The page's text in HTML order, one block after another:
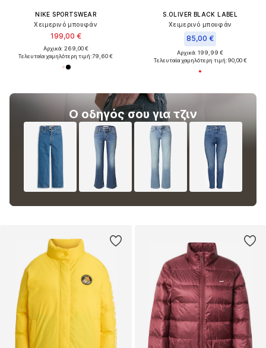
NIKE SPORTSWEAR
Χειμερινό μπουφάν
199,00 €
Αρχικά: 269,00 €
Τελευταία χαμηλότερη τιμή:79,60 €
Ο οδηγός σου για τζιν
S.OLIVER BLACK LABEL
Χειμερινό μπουφάν
85,00 €
Αρχικά: 199,99 €
Τελευταία χαμηλότερη τιμή:90,00 €